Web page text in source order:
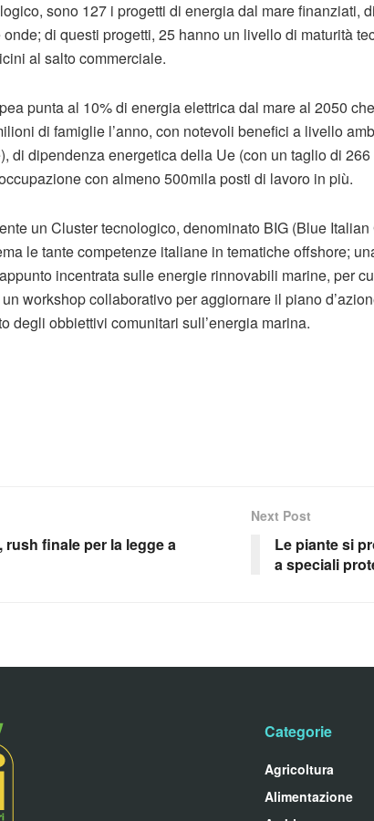
sono 127 i progetti di energia dal mare finanziati,
onde; di questi progetti, 25 hanno un livello di maturità
al salto commerciale.
punta al 10% di energia elettrica dal mare al 2050
di famiglie l’anno, con notevoli benefici a livello
di dipendenza energetica della Ue (con un taglio di 266
con almeno 500mila posti di lavoro in più.
un Cluster tecnologico, denominato BIG (Blue Italian
le tante competenze italiane in tematiche offshore;
incentrata sulle energie rinnovabili marine, per
workshop collaborativo per aggiornare il piano
degli obbiettivi comunitari sull’energia marina.
rush finale per la legge a
Next Post
Le piante si
a speciali
Categorie
Agricoltura
Alimentazione